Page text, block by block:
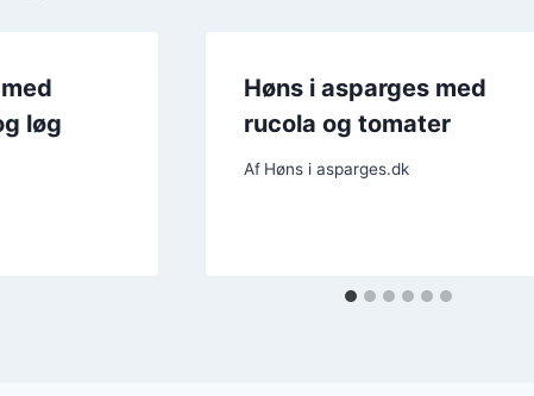
løg
Høns i asparges med
rucola og tomater
Af Høns i asparges.dk